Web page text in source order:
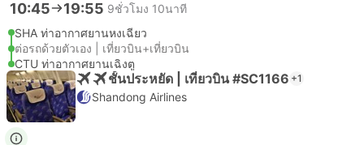
10:45 19:55 9ชั่วโมง 10นาที
SHA ท่าอากาศยานหงเฉียว
ต่อรถด้วยตัวเอง | เที่ยวบิน+เที่ยวบิน
CTU ท่าอากาศยานเฉิงตู
ชั้นประหยัด | เที่ยวบิน #SC1166 +1
Shandong Airlines